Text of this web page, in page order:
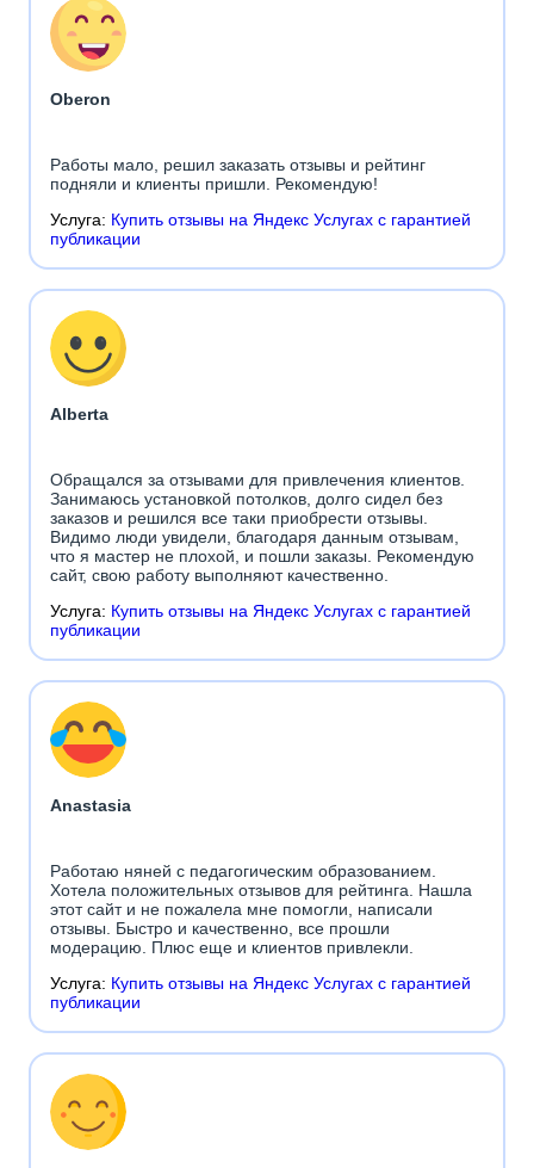
Oberon
Работы мало, решил заказать отзывы и рейтинг
подняли и клиенты пришли. Рекомендую!
Услуга: Купить отзывы на Яндекс Услугах с гарантией
публикации
Alberta
Обращался за отзывами для привлечения клиентов.
Занимаюсь установкой потолков, долго сидел без
заказов и решился все таки приобрести отзывы.
Видимо люди увидели, благодаря данным отзывам,
что я мастер не плохой, и пошли заказы. Рекомендую
сайт, свою работу выполняют качественно.
Услуга: Купить отзывы на Яндекс Услугах с гарантией
публикации
Anastasia
Работаю няней с педагогическим образованием.
Хотела положительных отзывов для рейтинга. Нашла
этот сайт и не пожалела мне помогли, написали
отзывы. Быстро и качественно, все прошли
модерацию. Плюс еще и клиентов привлекли.
Услуга: Купить отзывы на Яндекс Услугах с гарантией
публикации